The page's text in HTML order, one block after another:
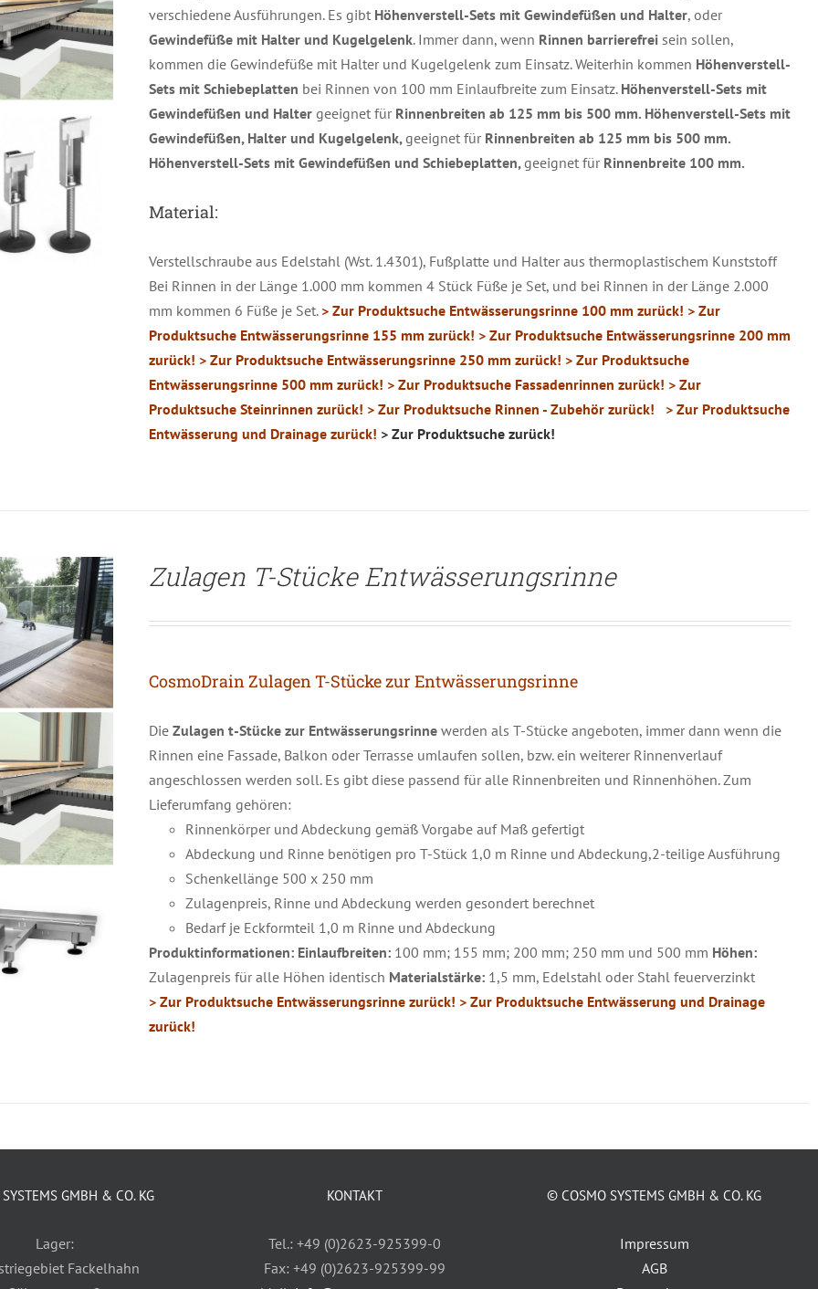
verschiedene Ausführungen. Es gibt Höhenverstell-Sets mit Gewindefüßen und Halter, oder
Gewindefüße mit Halter und Kugelgelenk. Immer dann, wenn Rinnen barrierefreisein sollen,
kommen die Gewindefüße mit Halter und Kugelgelenk zum Einsatz. Weiterhin kommen Höhenverstell-
Sets mit Schiebeplatten bei Rinnen von 100 mm Einlaufbreite zum Einsatz. Höhenverstell-Sets mit
Gewindefüßen und Halter geeignet für Rinnenbreiten ab 125 mm bis 500 mm. Höhenverstell-Sets mit
Gewindefüßen, Halter und Kugelgelenk, geeignet für Rinnenbreiten ab 125 mm bis 500 mm.
Höhenverstell-Sets mit Gewindefüßen und Schiebeplatten, geeignet für Rinnenbreite 100 mm.
Material:
Verstellschraube aus Edelstahl (Wst. 1.4301), Fußplatte und Halter aus thermoplastischem Kunststoff
Bei Rinnen in der Länge 1.000 mm kommen 4 Stück Füße je Set, und bei Rinnen in der Länge 2.000
mm kommen 6 Füße je Set. > Zur Produktsuche Entwässerungsrinne 100 mm zurück! > Zur
Produktsuche Entwässerungsrinne 155 mm zurück! > Zur Produktsuche Entwässerungsrinne 200 mm
zurück! > Zur Produktsuche Entwässerungsrinne 250 mm zurück! > Zur Produktsuche
Entwässerungsrinne 500 mm zurück! > Zur Produktsuche Fassadenrinnen zurück! > Zur
Produktsuche Steinrinnen zurück! > Zur Produktsuche Rinnen - Zubehör zurück!
> Zur Produktsuche
Entwässerung und Drainage zurück! > Zur Produktsuche zurück!
Zulagen T-Stücke Entwässerungsrinne
CosmoDrain Zulagen T-Stücke zur Entwässerungsrinne
Die Zulagen t-Stücke zur Entwässerungsrinnewerden als T-Stücke angeboten, immer dann wenn die
Rinnen eine Fassade, Balkon oder Terrasse umlaufen sollen, bzw. ein weiterer Rinnenverlauf
angeschlossen werden soll. Es gibt diese passend für alle Rinnenbreiten und Rinnenhöhen. Zum
Lieferumfang gehören:
Rinnenkörper und Abdeckung gemäß Vorgabe auf Maß gefertigt
Abdeckung und Rinne benötigen pro T-Stück 1,0 m Rinne und Abdeckung,2-teilige Ausführung
Schenkellänge 500 x 250 mm
Zulagenpreis, Rinne und Abdeckung werden gesondert berechnet
Bedarf je Eckformteil 1,0 m Rinne und Abdeckung
Produktinformationen: Einlaufbreiten:100 mm; 155 mm; 200 mm; 250 mm und 500 mm Höhen:
Zulagenpreis für alle Höhen identisch Materialstärke:1,5 mm, Edelstahl oder Stahl feuerverzinkt
> Zur Produktsuche Entwässerungsrinne zurück! > Zur Produktsuche Entwässerung und Drainage
zurück!
GMBH & CO. KG
Lager:
Fackelhahn
KONTAKT
Tel.: +49 (0)2623-925399-0
Fax: +49 (0)2623-925399-99
© COSMO SYSTEMS GMBH & CO. KG
Impressum
AGB